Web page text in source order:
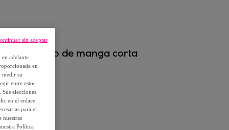
de invierno de manga corta
adelante
en
medir su
entre estos
elecciones
en el enlace
para el
nuestras
Política
sin aceptar